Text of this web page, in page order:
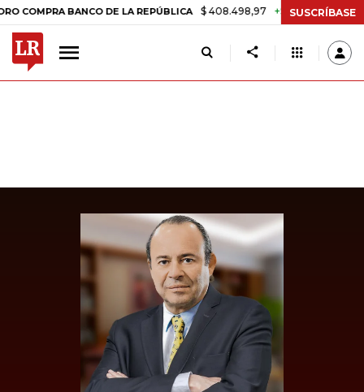
BANCO DE LA REPÚBLICA $ 408.498,97 +$ 8.753,81 +2,19%
SUSCRÍBASE